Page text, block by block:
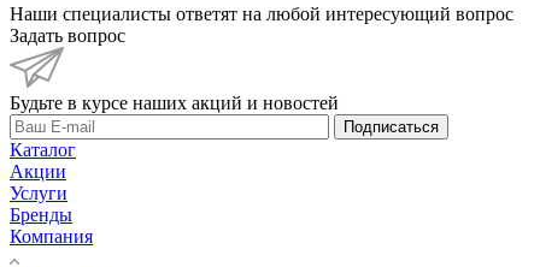
Наши специалисты ответят на любой интересующий вопрос
Задать вопрос
Будьте в курсе наших акций и новостей
Подписаться
Каталог
Акции
Услуги
Бренды
Компания